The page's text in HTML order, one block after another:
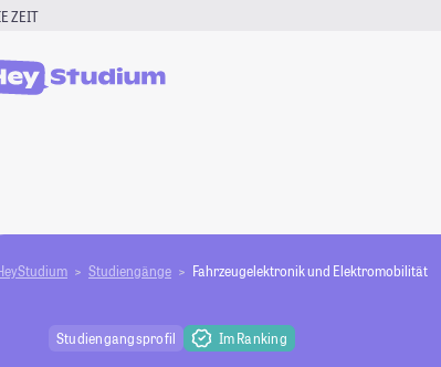
ZEIT
Studiengänge Fahrzeugelektronik und Elektromobilität
Studiengangsprofil Im Ranking